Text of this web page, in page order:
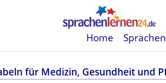
Home Sprachen
für Medizin, Gesundheit und